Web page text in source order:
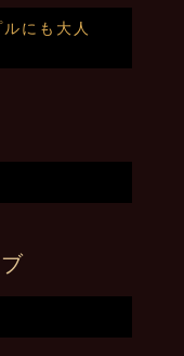
にも大人